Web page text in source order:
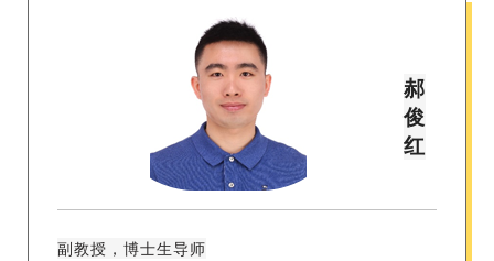
郝
俊
红
副教授，博士生导师